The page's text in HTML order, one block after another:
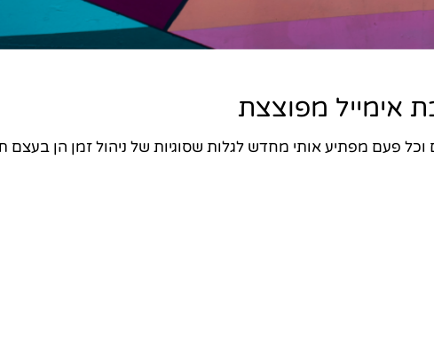
אימייל מפוצצת
אני מתמחה בנושא ניהול זמן כבר הרבה שנים וכל פעם מפתיע אותי מחדש לגלות